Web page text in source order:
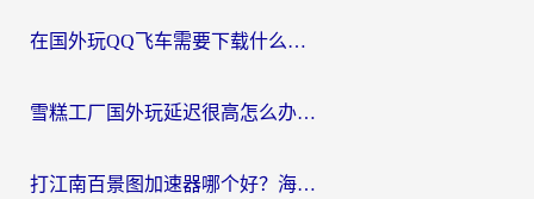
在国外玩QQ飞车需要下载什么加速器呢？海外党亲测有效的国服游戏加速指南
雪糕工厂国外玩延迟很高怎么办？海外玩家国服游戏加速终极攻略（附实测推荐）
打江南百景图加速器哪个好？海外党踩坑N次后，终于找到不卡的秘诀